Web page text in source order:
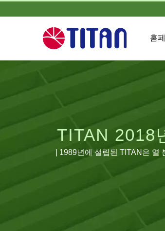
홈
TITAN 2018
| 1989년에 설립된 TITAN은
양한 지역에 많은 유통업체를
인을 확장하